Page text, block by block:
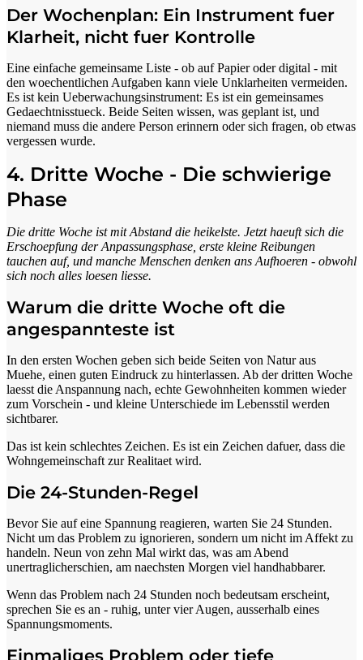
Der Wochenplan: Ein Instrument fuer
Klarheit, nicht fuer Kontrolle
Eine einfache gemeinsame Liste - ob auf Papier oder digital - mit
den woechentlichen Aufgaben kann viele Unklarheiten vermeiden.
Es ist kein Ueberwachungsinstrument: Es ist ein gemeinsames
Gedaechtnisstueck. Beide Seiten wissen, was geplant ist, und
niemand muss die andere Person erinnern oder sich fragen, ob etwas
vergessen wurde.
4. Dritte Woche - Die schwierige
Phase
Die dritte Woche ist mit Abstand die heikelste. Jetzt haeuft sich die
Erschoepfung der Anpassungsphase, erste kleine Reibungen
tauchen auf, und manche Menschen denken ans Aufhoeren - obwohl
sich noch alles loesen liesse.
Warum die dritte Woche oft die
angespannteste ist
In den ersten Wochen geben sich beide Seiten von Natur aus
Muehe, einen guten Eindruck zu hinterlassen. Ab der dritten Woche
laesst die Anspannung nach, echte Gewohnheiten kommen wieder
zum Vorschein - und kleine Unterschiede im Lebensstil werden
sichtbarer.
Das ist kein schlechtes Zeichen. Es ist ein Zeichen dafuer, dass die
Wohngemeinschaft zur Realitaet wird.
Die 24-Stunden-Regel
Bevor Sie auf eine Spannung reagieren, warten Sie 24 Stunden.
Nicht um das Problem zu ignorieren, sondern um nicht im Affekt zu
handeln. Neun von zehn Mal wirkt das, was am Abend
unertraglicherschien, am naechsten Morgen viel handhabbarer.
Wenn das Problem nach 24 Stunden noch bedeutsam erscheint,
sprechen Sie es an - ruhig, unter vier Augen, ausserhalb eines
Spannungsmoments.
Einmaliges Problem oder tiefe